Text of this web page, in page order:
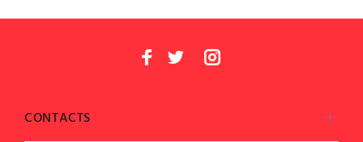
CONTACTS